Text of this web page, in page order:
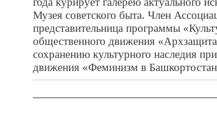
Музея советского быта. Член
представительница программы
общественного движения
сохранению культурного наследия
движения «Феминизм в